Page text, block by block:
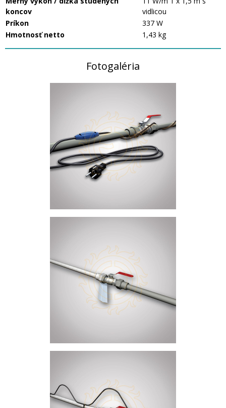
koncov
vidlicou
Príkon
337 W
Hmotnosť netto
1,43 kg
Fotogaléria